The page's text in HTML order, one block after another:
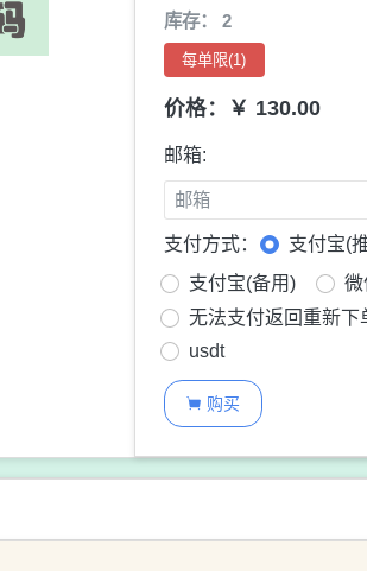
库存： 2
每单限(1)
价格：￥ 130.00
邮箱:
支付方式： 支付宝(
支付宝(备用)
微
无法支付返回重新下
usdt
 购买